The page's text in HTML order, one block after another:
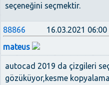
seçeneğini seçmektir.
88866
16.03.2021
mateus
autocad 2019 da çizgileri
gözüküyor,kesme